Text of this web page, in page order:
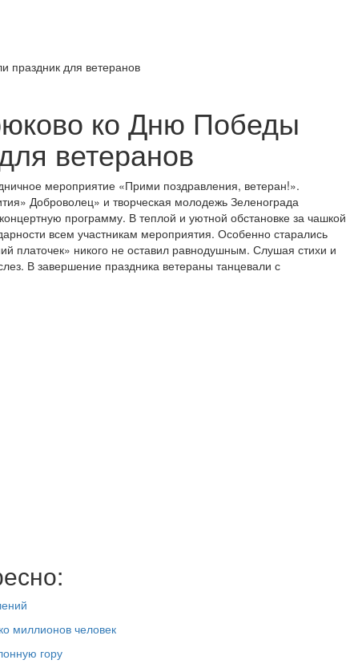
ко Дню Победы
ветеранов
мероприятие «Прими поздравления, ветеран!».
Доброволец» и творческая молодежь Зеленограда
программу. В теплой и уютной обстановке за чашкой
всем участникам мероприятия. Особенно старались
никого не оставил равнодушным. Слушая стихи и
В завершение праздника ветераны танцевали с
миллионов человек
гору